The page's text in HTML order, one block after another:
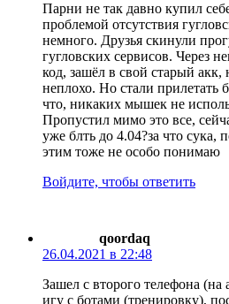
Парни не так давно купил
проблемой отсутствия
немного. Друзья скинули
гугловских сервисов. Через
код, зашёл в свой старый акк,
неплохо. Но стали прилетать
что, никаких мышек не
Пропустил мимо это все,
уже блть до 4.04?за что сука,
этим тоже не особо понимаю
Войдите, чтобы ответить
qoordaq
26.04.2021 в 22:48
Зашел с второго телефона
игу с ботами (тренировку),